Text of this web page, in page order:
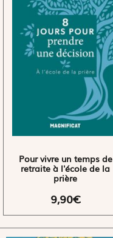
Pour vivre un temps de
retraite à l'école de la
prière
9,90€